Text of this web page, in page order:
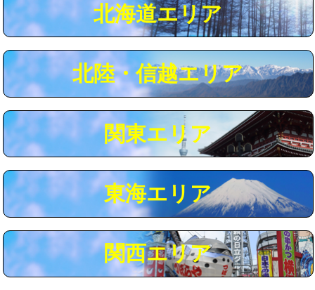
給水管工事※（ライニング鋼管・銅
+8,800円
マス交換（土の掘削・埋め戻し作業） 11,000円~
マス交換（深さ50㎝以上） 66,000円
コンクリート斫り（厚さ10㎝まで） 27,500円
コンクリート斫り（厚さ10㎝超え） 38,500円
モルタル補修（厚さ10㎝まで） 27,500円
モルタル補修（厚さ10㎝超え） 38,500円
追加人工 16,500円
北海道エリア
北陸・信越エリア
関東エリア
東海エリア
関西エリア